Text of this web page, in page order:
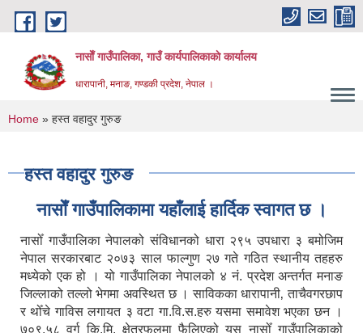
Skip to main content
नासाेँ गाउँपालिका, गाउँ कार्यपालिकाकाे कार्यालय
धारापानी, मनाङ, गण्डकी प्रदेश, नेपाल ।
You are here
Home » हस्त वहादुर गुरुङ
हस्त वहादुर गुरुङ
नासाेँ गाउँपालिकामा यहाँलाई हार्दिक स्वागत छ ।
नासोँ गाउँपालिका नेपालको संविधानको धारा २९५ उपधारा ३ बमोजिम
नेपाल सरकारबाट २०७३ साल फाल्गुण २७ गते गठित स्थानीय तहहरु
मध्येको एक हो । यो गाउँपालिका नेपालको ४ नं. प्रदेश अन्तर्गत मनाङ
जिल्लाको तल्लो भेगमा अवस्थित छ । साविकका धारापानी‚ ताचैवगरछाप
र थोँचे गाविस लगायत ३ वटा गा.वि.स.हरु यसमा समावेश भएका छन ।
७०९.५८ वर्ग कि.मि. क्षेत्रफलमा फैलिएको यस नासोँ गाउँपालिकाको